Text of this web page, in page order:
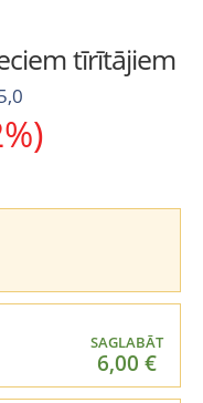
tīrītājiem
SAGLABĀT
6,00 €